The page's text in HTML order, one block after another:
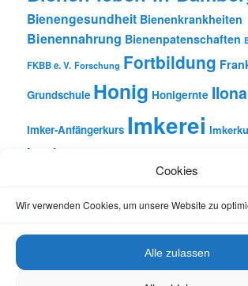
Cookies
Wir verwenden Cookies, um unsere Website zu
Alle zulassen
Bienengesundheit Bienenkrankheiten
Bienennahrung Bienenpatenschaften
FKBB e. V. Forschung Fortbildung
Grundschule Honig Honigernte
Imker-Anfängerkurs Imkerei
Insekten
Natur Oberfranken
Schulunterricht
Vortrag Wachs